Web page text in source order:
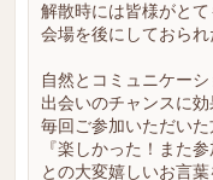
解散時には皆様がと
会場を後にしておられ
自然とコミュニケー
出会いのチャンスに効
毎回ご参加いただい
『楽しかった！また参
との大変嬉しいお言葉